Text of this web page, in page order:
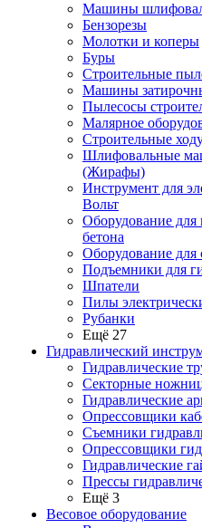
Машины
Бензорезы
Молотки и коперы
Буры
Строительные
Машины
Пылесосы
Малярное
Строительные
Шлифовальные
(Жирафы)
Инструмент для
Вольт
Оборудование для
бетона
Оборудование для
Подъемники для
Шпатели
Пилы
Рубанки
Ещё 27
Гидравлический
Гидравлические
Секторные
Гидравлические
Опрессовщики
Съемники
Опрессовщики
Гидравлические
Прессы
Ещё 3
Весовое оборудование